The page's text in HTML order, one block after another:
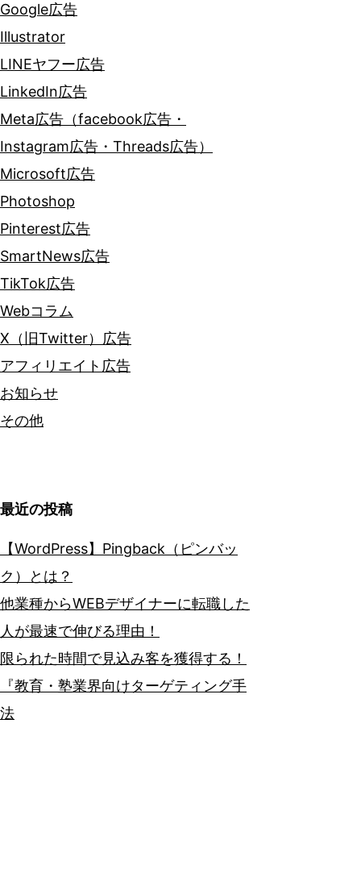
Google広告
Illustrator
LINEヤフー広告
LinkedIn広告
Meta広告（facebook広告・
Instagram広告・Threads広告）
Microsoft広告
Photoshop
Pinterest広告
SmartNews広告
TikTok広告
Webコラム
X（旧Twitter）広告
アフィリエイト広告
お知らせ
その他
最近の投稿
【WordPress】Pingback（ピンバッ
ク）とは？
他業種からWEBデザイナーに転職した
人が最速で伸びる理由！
限られた時間で見込み客を獲得する！
『教育・塾業界向けターゲティング手
法